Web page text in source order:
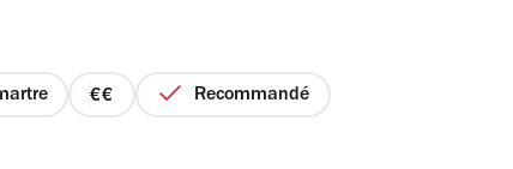
prix
Recommandé